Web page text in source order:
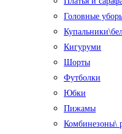
Головные
Кигуруми
Шорты
Футболки
Юбки
Пижамы
Комбинезоны\